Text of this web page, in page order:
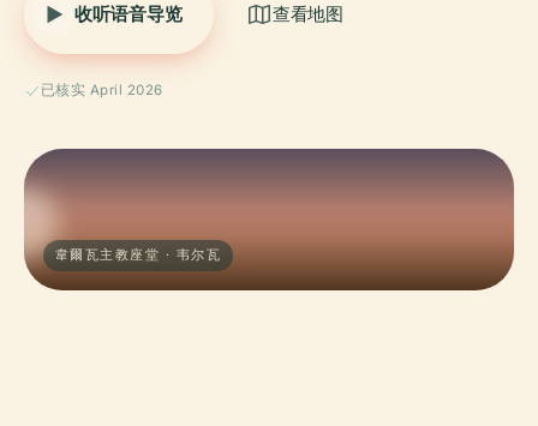
收听语音导览 查看地图
已核实 April 2026
韋爾瓦主教座堂 · 韦尔瓦